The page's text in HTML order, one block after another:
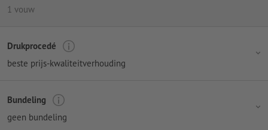
1 vouw
Drukprocedé
beste prijs-kwaliteitverhouding
Bundeling
geen bundeling